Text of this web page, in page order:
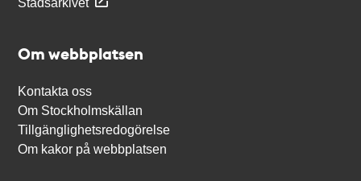
Stadsarkivet
Om webbplatsen
Kontakta oss
Om Stockholmskällan
Tillgänglighetsredogörelse
Om kakor på webbplatsen